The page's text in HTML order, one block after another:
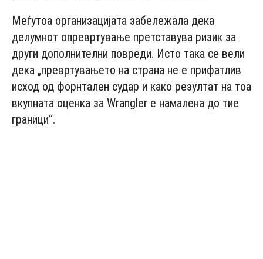
Меѓутоа организацијата забележала дека
делумнот опревртување претставува ризик за
други дополнителни повреди. Исто така се вели
дека „превртувањето на страна не е прифатлив
исход од форнтален судар и како резултат на тоа
вкупната оценка за Wrangler е намалена до тие
граници“.